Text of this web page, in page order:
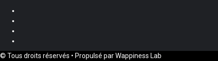
© Tous droits réservés • Propulsé par Wappiness Lab